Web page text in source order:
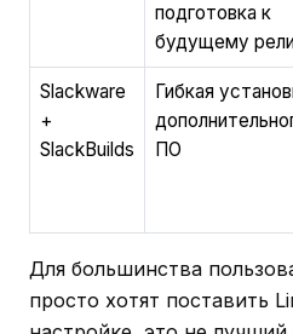
подготовка к
будущему
Slackware
+
SlackBuilds
Гибкая
ПО
Для большинства
просто хотят поставить